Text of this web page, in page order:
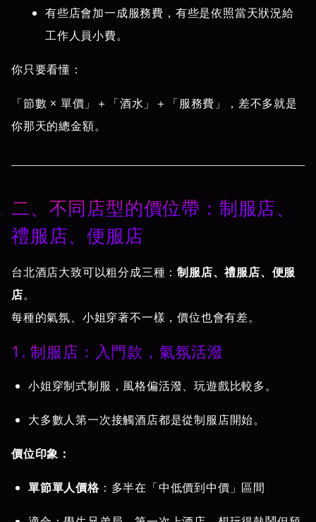
有些店會加一成服務費，有些是依照當天狀況給
工作人員小費。
你只要看懂：
「節數 × 單價」＋「酒水」＋「服務費」，差不多就是
你那天的總金額。
二、不同店型的價位帶：制服店、
禮服店、便服店
台北酒店大致可以粗分成三種：制服店、禮服店、便服
店。
每種的氣氛、小姐穿著不一樣，價位也會有差。
1. 制服店：入門款，氣氛活潑
小姐穿制式制服，風格偏活潑、玩遊戲比較多。
大多數人第一次接觸酒店都是從制服店開始。
價位印象：
單節單人價格：多半在「中低價到中價」區間